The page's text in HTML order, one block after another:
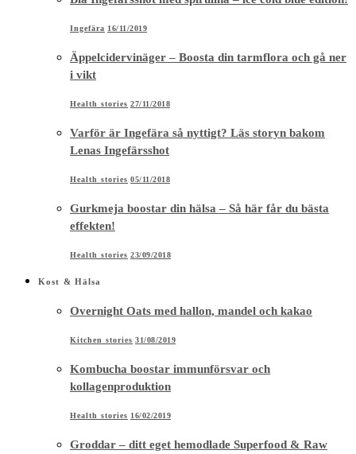
Ingefära 16/11/2019
Äppelcidervinäger – Boosta din tarmflora och gå ner
i vikt
Health stories 27/11/2018
Varför är Ingefära så nyttigt? Läs storyn bakom
Lenas Ingefärsshot
Health stories 05/11/2018
Gurkmeja boostar din hälsa – Så här får du bästa
effekten!
Health stories 23/09/2018
Kost & Hälsa
Overnight Oats med hallon, mandel och kakao
Kitchen stories 31/08/2019
Kombucha boostar immunförsvar och
kollagenproduktion
Health stories 16/02/2019
Groddar – ditt eget hemodlade Superfood & Raw